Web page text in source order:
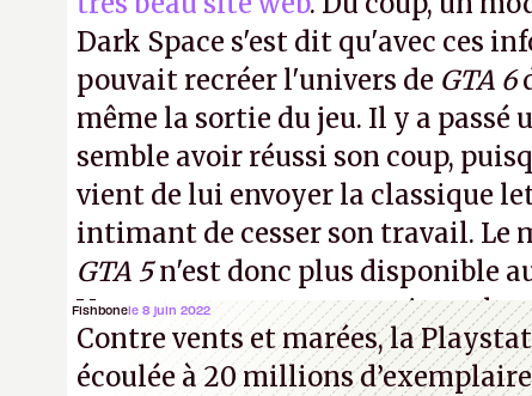
Dark Space s'est dit qu'avec ces
pouvait recréer l'univers de GTA 6
même la sortie du jeu. Il y a passé
semble avoir réussi son coup,
vient de lui envoyer la classique
intimant de cesser son travail. Le
GTA 5n'est donc plus disponible
Vous pouvez encore en voir
vidéo YouTube.A.
Fishbonele 8 juin 2022
Contre vents et marées, la
écoulée à 20 millions